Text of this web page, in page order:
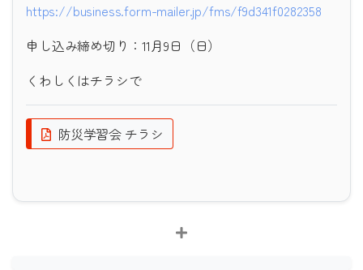
https://business.form-mailer.jp/fms/f9d341f0282358
申し込み締め切り：11月9日（日）
くわしくはチラシで
防災学習会 チラシ